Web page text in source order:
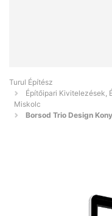
Turul Építész
Építőipari Kivitelezések,
Miskolc
Borsod Trio Design